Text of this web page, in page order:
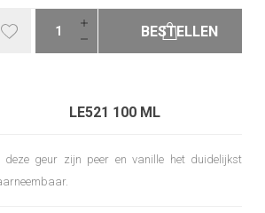
BESTELLEN
LE521 100 ML
deze geur zijn peer en vanille het duidelijkst